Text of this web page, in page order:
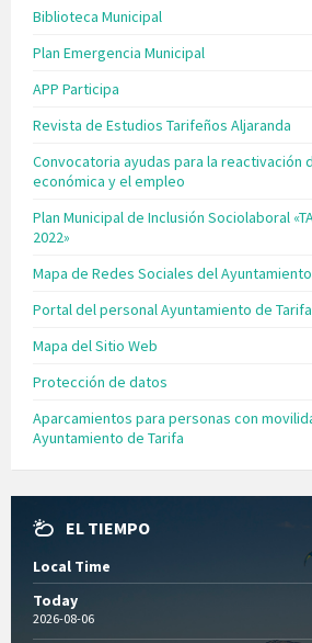
Biblioteca Municipal
Plan Emergencia Municipal
APP Participa
Revista de Estudios Tarifeños Aljaranda
Convocatoria ayudas para la reactivación
económica y el empleo
Plan Municipal de Inclusión Sociolaboral
2022»
Mapa de Redes Sociales del
Portal del personal Ayuntamiento de Tarifa
Mapa del Sitio Web
Protección de datos
Aparcamientos para personas con
Ayuntamiento de Tarifa
EL TIEMPO
Local Time
Today
2026-08-06